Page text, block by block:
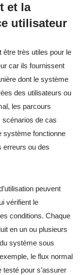
et la
utilisateur
être très utiles pour le
car ils fournissent
dont le système
des utilisateurs ou
les parcours
scénarios de cas
système fonctionne
erreurs ou des
peuvent
vérifient le
conditions. Chaque
en un ou plusieurs
système sous
le flux normal
testé pour s’assurer